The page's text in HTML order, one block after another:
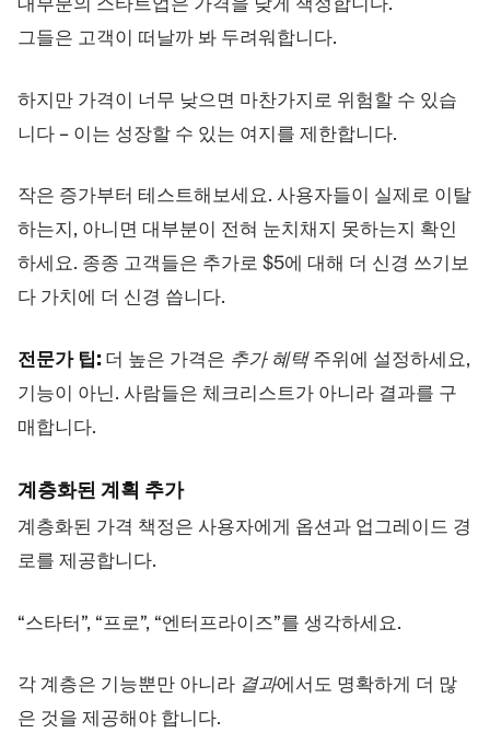
그들은 고객이 떠날까 봐 두려워합니다.
하지만 가격이 너무 낮으면 마찬가지로 위험할 수 있습
니다 – 이는 성장할 수 있는 여지를 제한합니다.
작은 증가부터 테스트해보세요. 사용자들이 실제로 이탈
하는지, 아니면 대부분이 전혀 눈치채지 못하는지 확인
하세요. 종종 고객들은 추가로 $5에 대해 더 신경 쓰기보
다 가치에 더 신경 씁니다.
전문가 팁:더 높은 가격은 추가 혜택주위에 설정하세요,
기능이 아닌. 사람들은 체크리스트가 아니라 결과를 구
매합니다.
계층화된 계획 추가
계층화된 가격 책정은 사용자에게 옵션과 업그레이드 경
로를 제공합니다.
“스타터”, “프로”, “엔터프라이즈”를 생각하세요.
각 계층은 기능뿐만 아니라 결과에서도 명확하게 더 많
은 것을 제공해야 합니다.